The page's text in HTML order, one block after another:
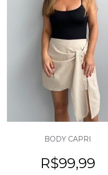
BODY CAPRI
R$99,99